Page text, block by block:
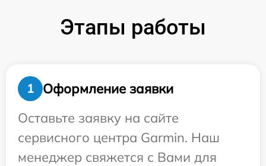
Этапы работы
1
Оформление заявки
Оставьте заявку на сайте
сервисного центра Garmin. Наш
менеджер свяжется с Вами для